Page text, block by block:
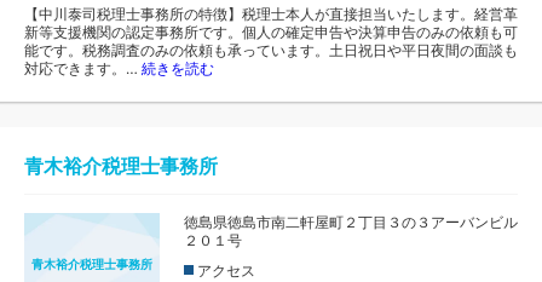
【中川泰司税理士事務所の特徴】税理士本人が直接担当いたします。経営革
新等支援機関の認定事務所です。個人の確定申告や決算申告のみの依頼も可
能です。税務調査のみの依頼も承っています。土日祝日や平日夜間の面談も
対応できます。… 続きを読む
青木裕介税理士事務所
青木裕介税理士事務所
徳島県徳島市南二軒屋町２丁目３の３アーバンビル
２０１号
アクセス